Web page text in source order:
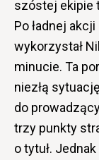
szóstej ekipie
Po ładnej
wykorzystał
minucie. Ta
niezłą
do
trzy punkty
o tytuł.